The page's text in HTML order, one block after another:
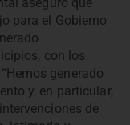
para el Gobierno
con los
generado
y, en particular,
de